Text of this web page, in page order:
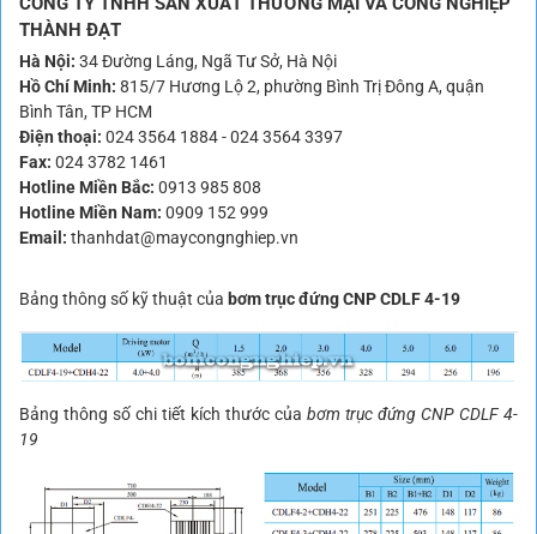
THÀNH ĐẠT
Hà Nội: 34 Đường Láng, Ngã Tư Sở, Hà Nội
Hồ Chí Minh: 815/7 Hương Lộ 2, phường Bình Trị Đông A, quận
Bình Tân, TP HCM
Điện thoại: 024 3564 1884-024 3564 3397
Fax: 024 3782 1461
Hotline Miền Bắc: 0913 985 808
Hotline Miền Nam: 0909 152 999
Email: thanhdat@maycongnghiep.vn
Bảng thông số kỹ thuật của bơm trục đứng CNP CDLF 4-19
Bảng thông số chi tiết kích thước của bơm trục đứng CNP CDLF 4-
19